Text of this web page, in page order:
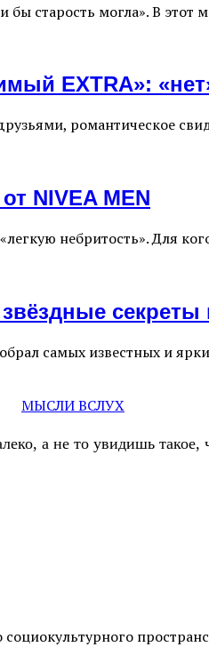
старость могла». В этот
EXTRA»:
романтическое
NIVEA MEN
небритость». Для
секреты
самых известных и
МЫСЛИ ВСЛУХ
а не то увидишь